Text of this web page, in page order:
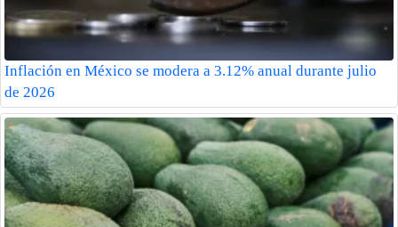
Inflación en México se modera a 3.12% anual durante julio
de 2026